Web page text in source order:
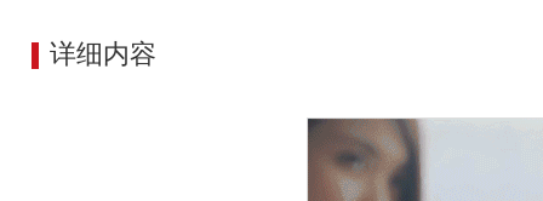
详细内容